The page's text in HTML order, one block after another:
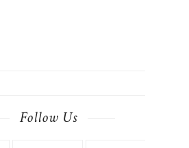
Follow Us